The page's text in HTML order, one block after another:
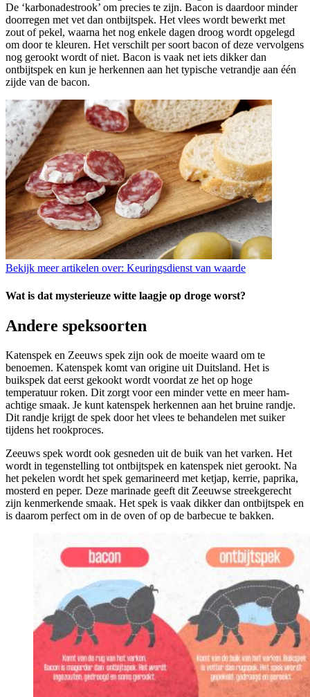
De ‘karbonadestrook’ om precies te zijn. Bacon is daardoor minder
doorregen met vet dan ontbijtspek. Het vlees wordt bewerkt met
zout of pekel, waarna het nog enkele dagen droog wordt opgelegd
om door te kleuren. Het verschilt per soort bacon of deze vervolgens
nog gerookt wordt of niet. Bacon is vaak net iets dikker dan
ontbijtspek en kun je herkennen aan het typische vetrandje aan één
zijde van de bacon.
Bekijk meer artikelen over: Keuringsdienst van waarde
Wat is dat mysterieuze witte laagje op droge worst?
Andere speksoorten
Katenspek en Zeeuws spek zijn ook de moeite waard om te
benoemen. Katenspek komt van origine uit Duitsland. Het is
buikspek dat eerst gekookt wordt voordat ze het op hoge
temperatuur roken. Dit zorgt voor een minder vette en meer ham-
achtige smaak. Je kunt katenspek herkennen aan het bruine randje.
Dit randje krijgt de spek door het vlees te behandelen met suiker
tijdens het rookproces.
Zeeuws spek wordt ook gesneden uit de buik van het varken. Het
wordt in tegenstelling tot ontbijtspek en katenspek niet gerookt. Na
het pekelen wordt het spek gemarineerd met ketjap, kerrie, paprika,
mosterd en peper. Deze marinade geeft dit Zeeuwse streekgerecht
zijn kenmerkende smaak. Het spek is vaak dikker dan ontbijtspek en
is daarom perfect om in de oven of op de barbecue te bakken.